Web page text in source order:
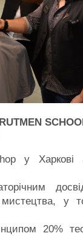
у Харкові
мистецтва, у
20%